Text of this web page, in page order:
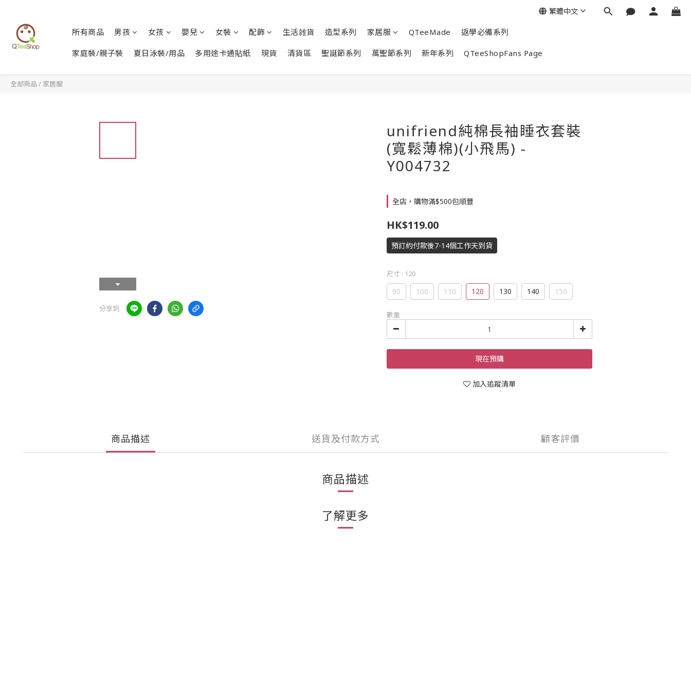
所有商品 男孩 女孩 嬰兒 女裝 配飾 生活雑貨 造型系列 家居服 QTeeMade 返學必備系列
家庭裝/親子裝 夏日泳裝/用品 多用途卡通貼紙 現貨 清貨區 聖誕節系列 萬聖節系列 新年系列 QTeeShopFans Page
繁體中文
全部商品 / 家居服
分享到
unifriend純棉長袖睡衣套裝
(寬鬆薄棉)(小飛馬) -
Y004732
全店，購物滿$500包順豐
HK$119.00
預訂約付款後7-14個工作天到貨
尺寸 : 120
90 100 110 120 130 140 150
數量
現在預購
加入追蹤清單
商品描述 送貨及付款方式 顧客評價
商品描述
了解更多